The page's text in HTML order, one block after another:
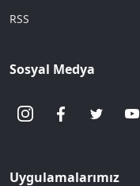
RSS
Sosyal Medya
Uygulamalarımız